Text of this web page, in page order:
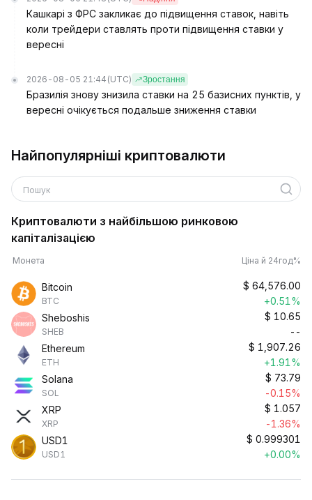
Кашкарі з ФРС закликає до підвищення ставок, навіть
коли трейдери ставлять проти підвищення ставки у
вересні
2026-08-05 21:44 (UTC) Зростання
Бразилія знову знизила ставки на 25 базисних пунктів, у
вересні очікується подальше зниження ставки
Найпопулярніші криптовалюти
Пошук
Криптовалюти з найбільшою ринковою
капіталізацією
Монета Ціна й 24год%
Bitcoin
BTC
$ 64,576.00
+0.51%
Sheboshis
SHEB
$ 10.65
--
Ethereum
ETH
$ 1,907.26
+1.91%
Solana
SOL
$ 73.79
-0.15%
XRP
XRP
$ 1.057
-1.36%
USD1
USD1
$ 0.999301
+0.00%